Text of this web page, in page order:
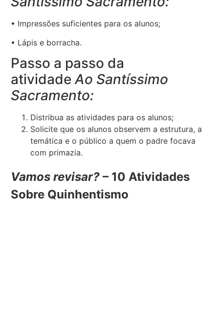
• Impressões suficientes para os alunos;
• Lápis e borracha.
Passo a passo da
atividadeAo Santíssimo
Sacramento:
Distribua as atividades para os alunos;
Solicite que os alunos observem a estrutura, a
temática e o público a quem o padre focava
com primazia.
Vamos revisar? – 10 Atividades
Sobre Quinhentismo